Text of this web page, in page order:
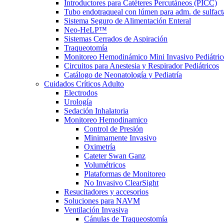
Introductores para Catéteres Percutáneos (PICC)
Tubo endotraqueal con lúmen para adm. de
Sistema Seguro de Alimentación Enteral
Neo-HeLP™
Sistemas Cerrados de Aspiración
Traqueotomía
Monitoreo Hemodinámico Mini Invasivo
Circuitos para Anestesia y Respirador Pediátricos
Catálogo de Neonatología y Pediatría
Cuidados Críticos Adulto
Electrodos
Urología
Sedación Inhalatoria
Monitoreo Hemodinamico
Control de Presión
Minimamente Invasivo
Oximetría
Cateter Swan Ganz
Volumétricos
Plataformas de Monitoreo
No Invasivo ClearSight
Resucitadores y accesorios
Soluciones para NAVM
Ventilación Invasiva
Cánulas de Traqueostomía